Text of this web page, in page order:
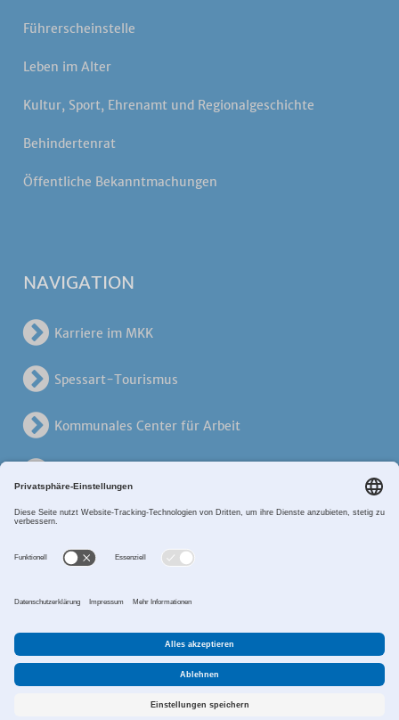
Führerscheinstelle
Leben im Alter
Kultur, Sport, Ehrenamt und Regionalgeschichte
Behindertenrat
Öffentliche Bekanntmachungen
NAVIGATION
Karriere im MKK
Spessart-Tourismus
Kommunales Center für Arbeit
Alten- und Pflegezentren
Breitband MKK
Impressum
Cookie-Einstellungen